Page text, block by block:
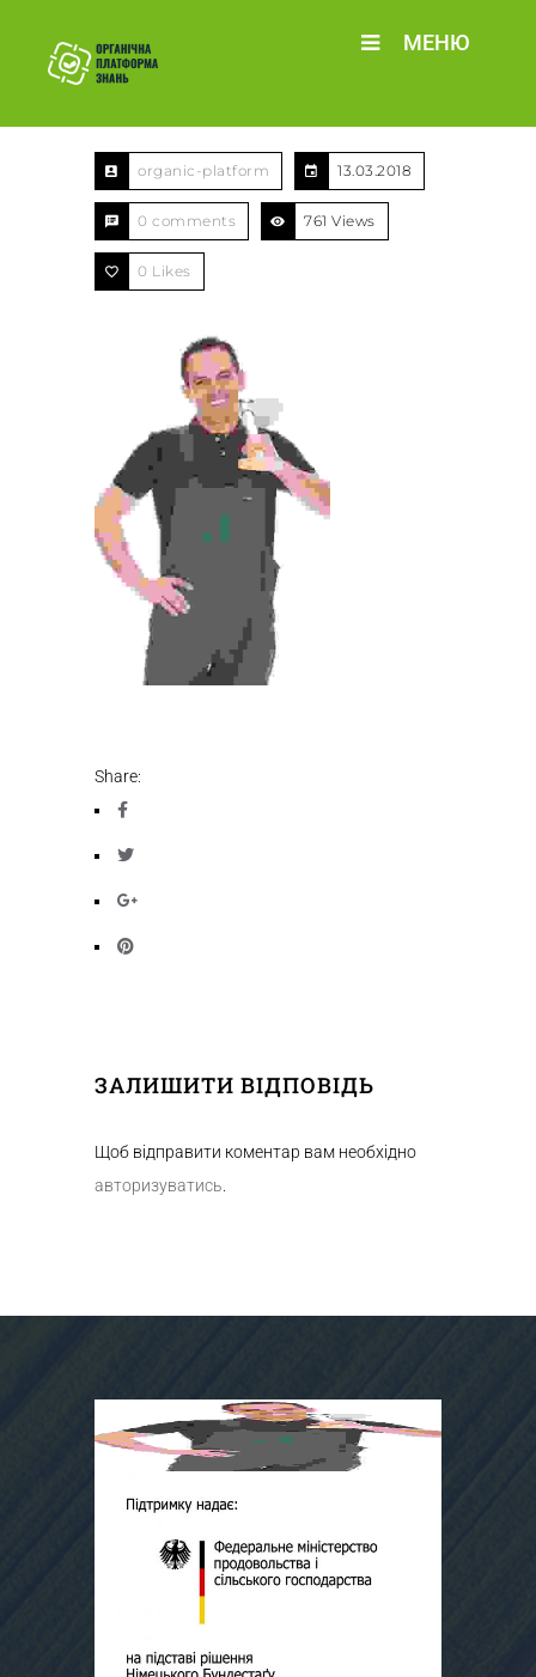
МЕНЮ
organic-platform 13.03.2018
0 comments 761 Views
0 Likes
Share:
ЗАЛИШИТИ ВІДПОВІДЬ
Щоб відправити коментар вам необхідно
авторизуватись